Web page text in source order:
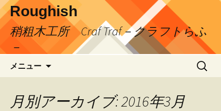
コ
ン
テ
ツ
ス
Roughish
稍粗木工所 Craf Traf－クラフトらふ
－
メニュー
検
索:
月別アーカイブ: 2016年3月